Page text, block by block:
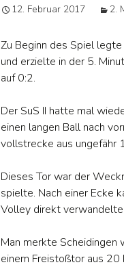
12. Februar 2017 2.
Zu Beginn des Spiel
und erzielte in der 5.
auf 0:2.
Der SuS II hatte mal
einen langen Ball nach
vollstrecke aus ungefähr
Dieses Tor war der
spielte. Nach einer Ecke
Volley direkt
Man merkte
einem Freistoßtor aus